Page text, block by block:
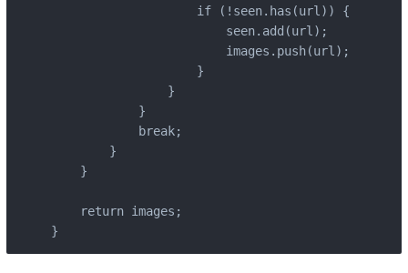
                    if (!seen.has(url)) {
                        seen.add(url);
                        images.push(url);
                    }
                }
            }
            break;
        }
    }
    return images;
}